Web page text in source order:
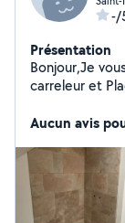
-/
Présentation
Bonjour,Je
carreleur et
Cordialement.
Aucun avis